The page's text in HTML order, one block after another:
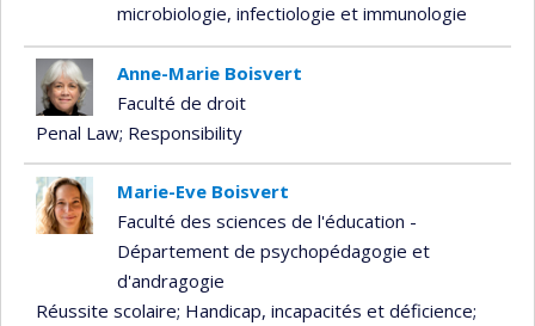
microbiologie, infectiologie et immunologie
Anne-Marie Boisvert
Faculté de droit
Penal Law; Responsibility
Marie-Eve Boisvert
Faculté des sciences de l'éducation -
Département de psychopédagogie et
d'andragogie
Réussite scolaire; Handicap, incapacités et déficience;